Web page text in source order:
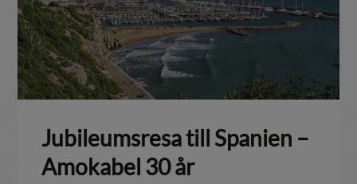
Jubileumsresa till Spanien –
Amokabel 30 år